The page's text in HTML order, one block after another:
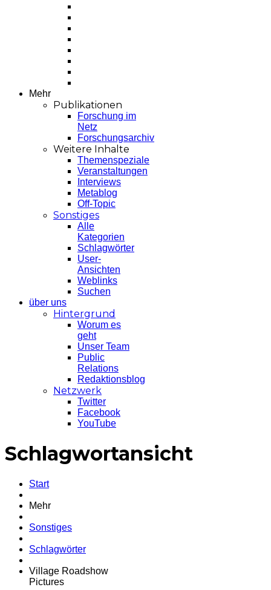
Mehr
Publikationen
Forschung im
Netz
Forschungsarchiv
Weitere Inhalte
Themenspeziale
Veranstaltungen
Interviews
Metablog
Off-Topic
Sonstiges
Alle
Kategorien
Schlagwörter
User-
Ansichten
Weblinks
Suchen
über uns
Hintergrund
Worum es
geht
Unser Team
Public
Relations
Redaktionsblog
Netzwerk
Twitter
Facebook
YouTube
Schlagwortansicht
Start
Mehr
Sonstiges
Schlagwörter
Village Roadshow
Pictures